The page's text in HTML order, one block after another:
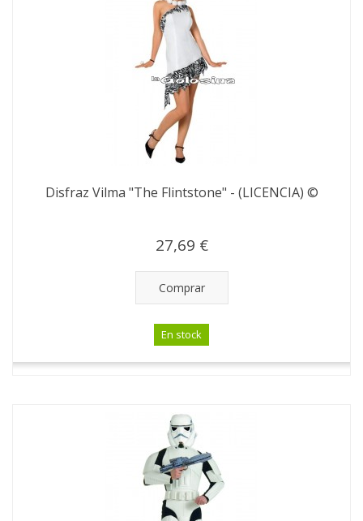
Disfraz Vilma "The Flintstone" - (LICENCIA) ©
27,69 €
Comprar
En stock